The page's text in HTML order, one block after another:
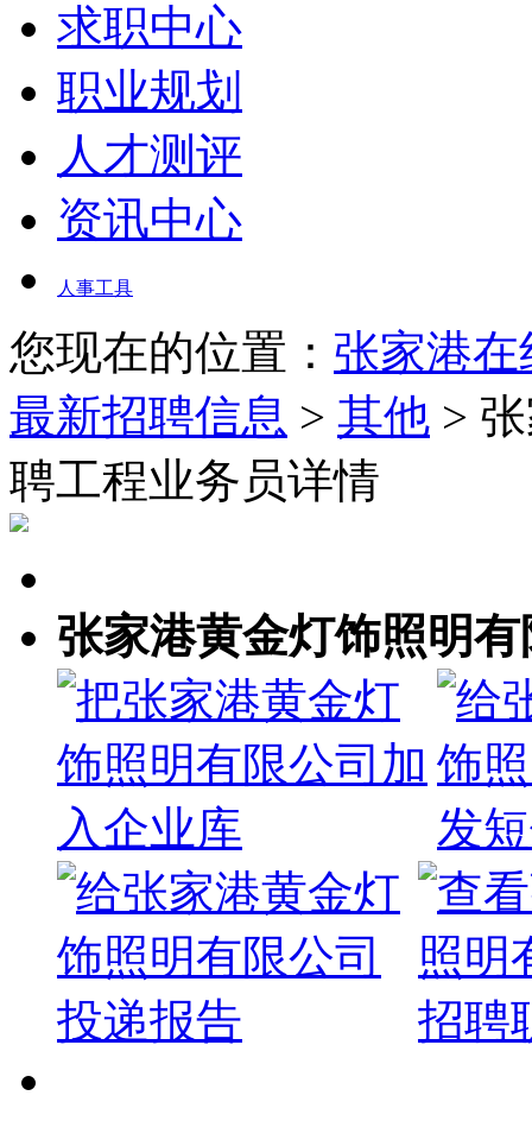
求职中心
职业规划
人才测评
资讯中心
人事工具
您现在的位置： 张家港
最新招聘信息 > 其他 >
聘工程业务员详情
张家港黄金灯饰照明